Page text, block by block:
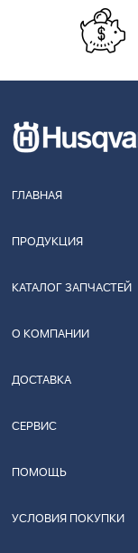
ГЛАВНАЯ
ПРОДУКЦИЯ
КАТАЛОГ ЗАПЧАСТЕЙ
О КОМПАНИИ
ДОСТАВКА
СЕРВИС
ПОМОЩЬ
УСЛОВИЯ ПОКУПКИ